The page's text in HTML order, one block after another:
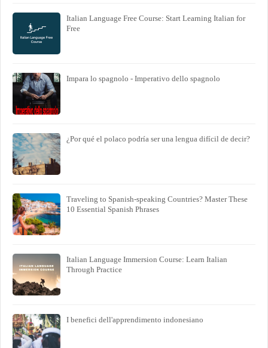
Italian Language Free Course: Start Learning Italian for
Free
Impara lo spagnolo - Imperativo dello spagnolo
¿Por qué el polaco podría ser una lengua difícil de decir?
Traveling to Spanish-speaking Countries? Master These
10 Essential Spanish Phrases
Italian Language Immersion Course: Learn Italian
Through Practice
I benefici dell'apprendimento indonesiano